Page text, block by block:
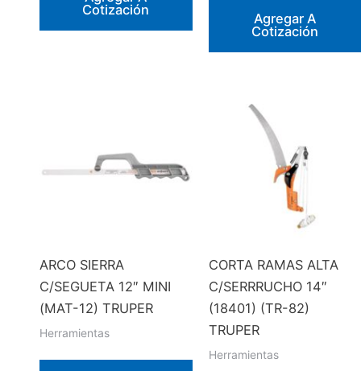
Cotización
Agregar A
Cotización
ARCO SIERRA
C/SEGUETA 12″ MINI
(MAT-12) TRUPER
Herramientas
CORTA RAMAS ALTA
C/SERRRUCHO 14″
(18401) (TR-82)
TRUPER
Herramientas